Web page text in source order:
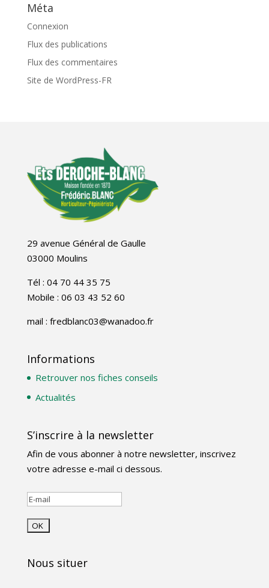
Méta
Connexion
Flux des publications
Flux des commentaires
Site de WordPress-FR
29 avenue Général de Gaulle
03000 Moulins
Tél : 04 70 44 35 75
Mobile : 06 03 43 52 60
mail : fredblanc03@wanadoo.fr
Informations
Retrouver nos fiches conseils
Actualités
S’inscrire à la newsletter
Afin de vous abonner à notre newsletter, inscrivez
votre adresse e-mail ci dessous.
Nous situer